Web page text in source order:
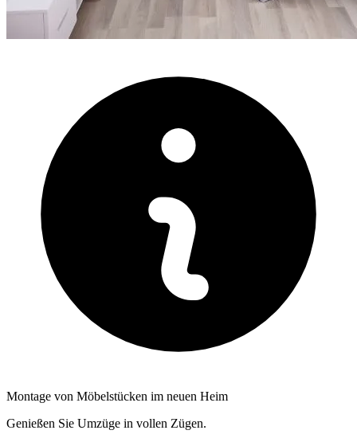
Montage von Möbelstücken im neuen Heim
Genießen Sie Umzüge in vollen Zügen.